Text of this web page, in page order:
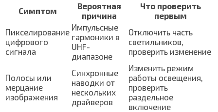
Симптом
Вероятная
причина
Что проверить
первым
Пикселирование
цифрового
сигнала
Импульсные
гармоники в
UHF-
диапазоне
Отключить часть
светильников,
проверить изменение
Полосы или
мерцание
изображения
Синхронные
наводки от
нескольких
драйверов
Изменить режим
работы освещения,
проверить
раздельное
включение